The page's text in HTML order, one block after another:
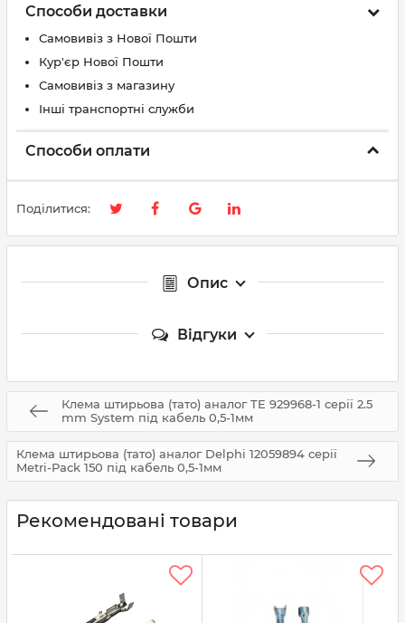
Способи доставки
Самовивіз з Нової Пошти
Кур'єр Нової Пошти
Самовивіз з магазину
Інші транспортні служби
Способи оплати
Поділитися:
Опис
Відгуки
Клема штирьова (тато) аналог TE 929968-1 серії 2.5
mm System під кабель 0,5-1мм
Клема штирьова (тато) аналог Delphi 12059894 серії
Metri-Pack 150 під кабель 0,5-1мм
Рекомендовані товари